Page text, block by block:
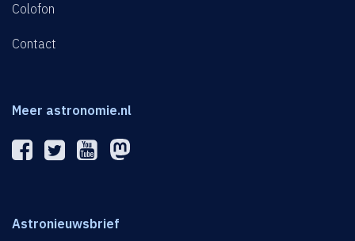
Colofon
Contact
Meer astronomie.nl
Astronieuwsbrief